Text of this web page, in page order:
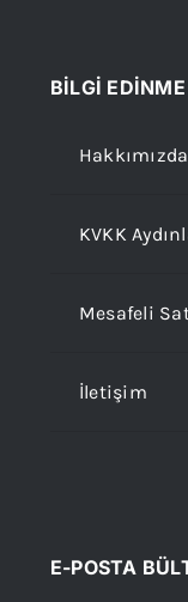
BİLGİ EDİNME
Hakkımızda
KVKK
Mesafeli
İletişim
E-POSTA